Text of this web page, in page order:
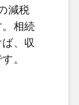
減税
相続
、収
。